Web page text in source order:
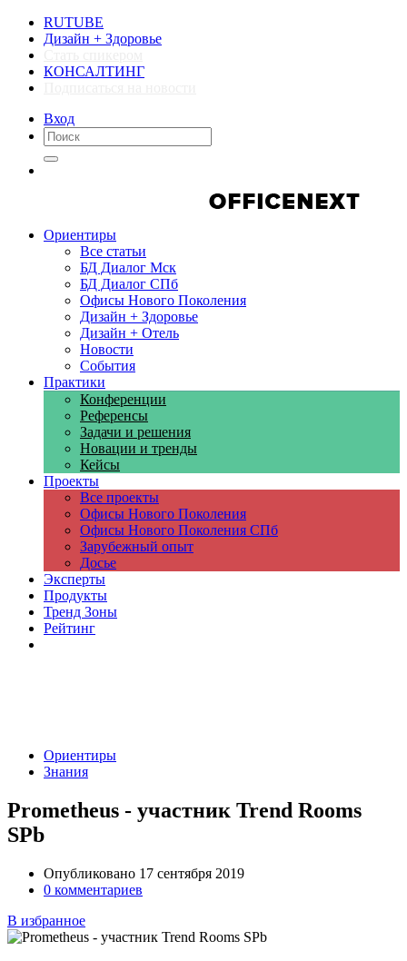
RUTUBE
Дизайн + Здоровье
КОНСАЛТИНГ
Вход
Ориентиры
Все статьи
БД Диалог Мск
БД Диалог СПб
Офисы Нового Поколения
Дизайн + Здоровье
Дизайн + Отель
Новости
События
Практики
Конференции
Референсы
Задачи и решения
Новации и тренды
Кейсы
Проекты
Все проекты
Офисы Нового Поколения
Офисы Нового Поколения СПб
Зарубежный опыт
Досье
Эксперты
Продукты
Тренд Зоны
Рейтинг
Ориентиры
Знания
Prometheus - участник Trend Rooms
SPb
Опубликовано 17 сентября 2019
0 комментариев
В избранное